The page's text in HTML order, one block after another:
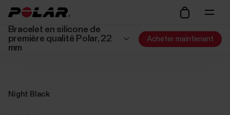
Bracelet en silicone de
première qualité Polar, 22
mm
Acheter maintenant
Night Black